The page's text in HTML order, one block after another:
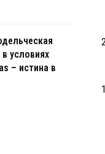
условиях
– истина в